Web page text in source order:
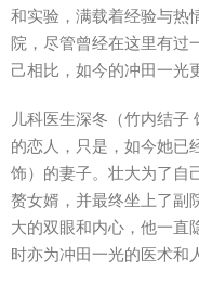
和实验，满载着经验与热
院，尽管曾经在这里有过
己相比，如今的冲田一光
儿科医生深冬（竹内结子
的恋人，只是，如今她已
饰）的妻子。壮大为了自
赘女婿，并最终坐上了副
大的双眼和内心，他一直
时亦为冲田一光的医术和